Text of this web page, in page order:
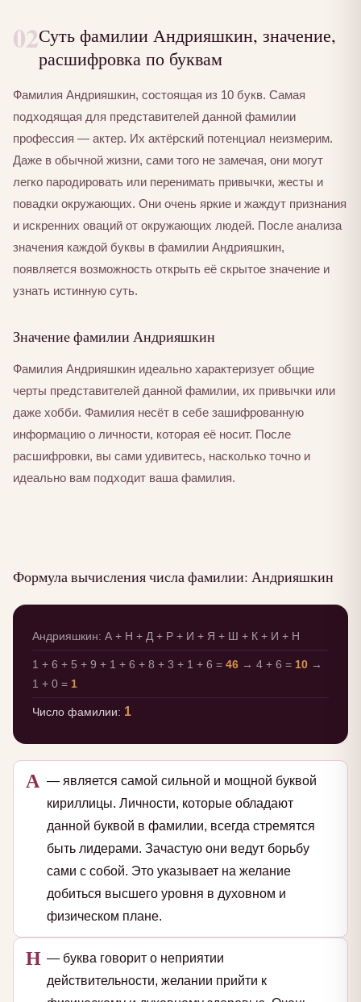
02Суть фамилии Андрияшкин, значение,
расшифровка по буквам
Фамилия Андрияшкин, состоящая из 10 букв. Самая
подходящая для представителей данной фамилии
профессия — актер. Их актёрский потенциал неизмерим.
Даже в обычной жизни, сами того не замечая, они могут
легко пародировать или перенимать привычки, жесты и
повадки окружающих. Они очень яркие и жаждут признания
и искренних оваций от окружающих людей. После анализа
значения каждой буквы в фамилии Андрияшкин,
появляется возможность открыть её скрытое значение и
узнать истинную суть.
Значение фамилии Андрияшкин
Фамилия Андрияшкин идеально характеризует общие
черты представителей данной фамилии, их привычки или
даже хобби. Фамилия несёт в себе зашифрованную
информацию о личности, которая её носит. После
расшифровки, вы сами удивитесь, насколько точно и
идеально вам подходит ваша фамилия.
Формула вычисления числа фамилии: Андрияшкин
Андрияшкин: А + Н + Д + Р + И + Я + Ш + К + И + Н
1 + 6 + 5 + 9 + 1 + 6 + 8 + 3 + 1 + 6 = 46 → 4 + 6 = 10 →
1 + 0 = 1
Число фамилии: 1
А — является самой сильной и мощной буквой
кириллицы. Личности, которые обладают
данной буквой в фамилии, всегда стремятся
быть лидерами. Зачастую они ведут борьбу
сами с собой. Это указывает на желание
добиться высшего уровня в духовном и
физическом плане.
Н — буква говорит о неприятии
действительности, желании прийти к